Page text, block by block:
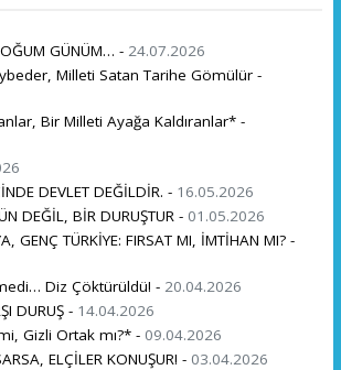
GÜNÜM… - 24.07.2026
Milleti Satan Tarihe Gömülür -
Bir Milleti Ayağa Kaldıranlar* -
DEVLET DEĞİLDİR. - 16.05.2026
DEĞİL, BİR DURUŞTUR - 01.05.2026
GENÇ TÜRKİYE: FIRSAT MI, İMTİHAN MI? -
Diz Çöktürüldü! - 20.04.2026
DURUŞ - 14.04.2026
Gizli Ortak mı?* - 09.04.2026
ELÇİLER KONUŞUR! - 03.04.2026